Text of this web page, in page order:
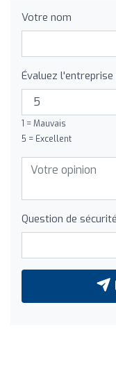
Votre nom
Évaluez l'entreprise
1 = Mauvais
5 = Excellent
Question de